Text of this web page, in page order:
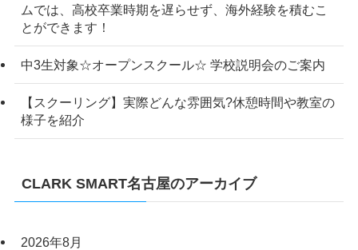
ムでは、高校卒業時期を遅らせず、海外経験を積むこ
とができます！
中3生対象☆オープンスクール☆ 学校説明会のご案内
【スクーリング】実際どんな雰囲気?休憩時間や教室の
様子を紹介
CLARK SMART名古屋のアーカイブ
2026年8月